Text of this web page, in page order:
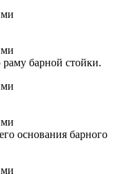
барной стойки.
основания барного